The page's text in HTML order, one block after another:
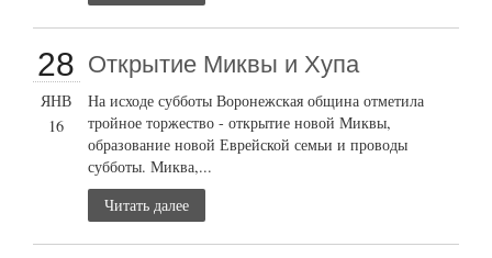
28
ЯНВ
16
Открытие Миквы и Хупа
На исходе субботы Воронежская община отметила
тройное торжество - открытие новой Миквы,
образование новой Еврейской семьи и проводы
субботы. Миква,...
Читать далее